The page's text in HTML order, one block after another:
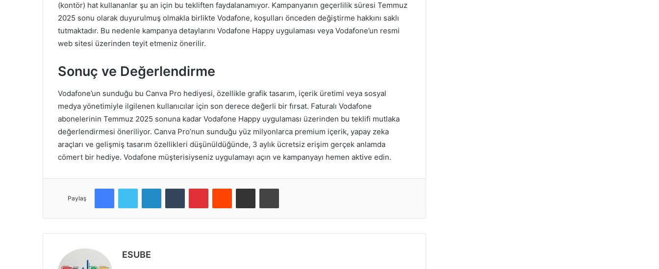
(kontör) hat kullananlar şu an için bu tekliften faydalanamıyor. Kampanyanın geçerlilik süresi Temmuz
2025 sonu olarak duyurulmuş olmakla birlikte Vodafone, koşulları önceden değiştirme hakkını saklı
tutmaktadır. Bu nedenle kampanya detaylarını Vodafone Happy uygulaması veya Vodafone’un resmi
web sitesi üzerinden teyit etmeniz önerilir.
Sonuç ve Değerlendirme
Vodafone’un sunduğu bu Canva Pro hediyesi, özellikle grafik tasarım, içerik üretimi veya sosyal
medya yönetimiyle ilgilenen kullanıcılar için son derece değerli bir fırsat. Faturalı Vodafone
abonelerinin Temmuz 2025 sonuna kadar Vodafone Happy uygulaması üzerinden bu teklifi mutlaka
değerlendirmesi öneriliyor. Canva Pro’nun sunduğu yüz milyonlarca premium içerik, yapay zeka
araçları ve gelişmiş tasarım özellikleri düşünüldüğünde, 3 aylık ücretsiz erişim gerçek anlamda
cömert bir hediye. Vodafone müşterisiyseniz uygulamayı açın ve kampanyayı hemen aktive edin.
Paylaş
ESUBE